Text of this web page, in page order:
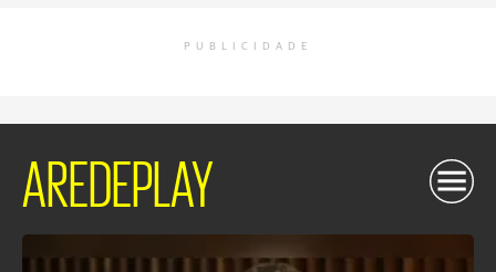
PUBLICIDADE
AREDEPLAY